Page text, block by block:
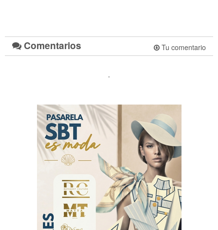
Comentarios Tu comentario
.